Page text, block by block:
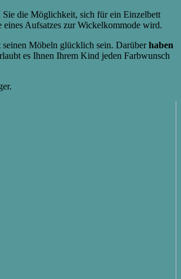
Sie die Möglichkeit, sich für ein Einzelbett
Aufsatzes zur Wickelkommode wird.
Möbeln glücklich sein. Darüberhaben
es Ihnen Ihrem Kind jeden Farbwunsch